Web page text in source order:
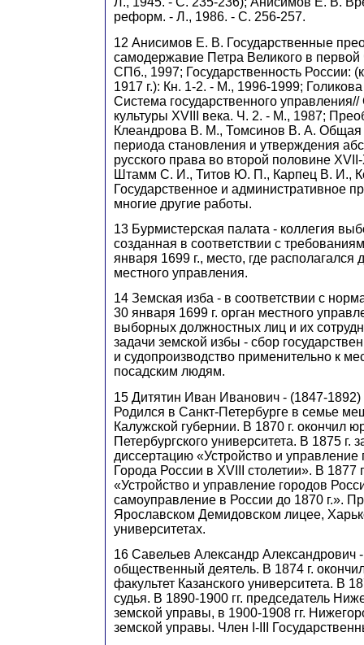
реформ. - Л., 1986. - С. 256-257.
12 Анисимов Е. В. Государственные
самодержавие Петра Великого в первой
СПб., 1997; Государственность России:
1917 г.): Кн. 1-2. - М., 1996-1999;
Система государственного управления//
культуры XVIII века. Ч. 2. - М., 1987;
Клеандрова В. М., Томсинов В. А. Общая
периода становления и утверждения
русского права во второй половине
Штамм С. И., Титов Ю. П., Карпец В. И.,
Государственное и административное
многие другие работы.
13 Бурмистерская палата - коллегия
созданная в соответствии с
января 1699 г., место, где располагался
местного управления.
14 Земская изба - в соответствии с
30 января 1699 г. орган местного
выборных должностных лиц и их
задачи земской избы - сбор
и судопроизводство применительно к
посадским людям.
15 Дитятин Иван Иванович - (1847-1892)
Родился в Санкт-Петербурге в семье
Калужской губернии. В 1870 г. окончил
Петербургского университета. В 1875 г.
диссертацию «Устройство и управление
Города России в XVIII столетии». В 1877
«Устройство и управление городов
самоуправление в России до 1870 г.».
Ярославском Демидовском лицее,
университетах.
16 Савельев Александр Александрович
общественный деятель. В 1874 г.
факультет Казанского университета. В
судья. В 1890-1900 гг. председатель
земской управы, в 1900-1908 гг.
земской управы. Член I-III